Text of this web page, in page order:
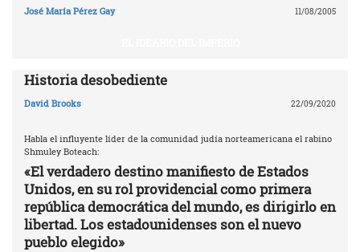
José María Pérez Gay 11/08/2005
Historia desobediente
David Brooks 22/09/2020
Habla el influyente líder de la comunidad judía norteamericana el rabino
Shmuley Boteach:
«El verdadero destino manifiesto de Estados
Unidos, en su rol providencial como primera
república democrática del mundo, es dirigirlo en
libertad. Los estadounidenses son el nuevo
pueblo elegido»